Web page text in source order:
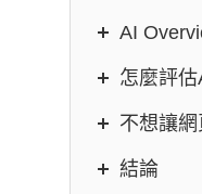
AI
怎麼評
不想讓
結論